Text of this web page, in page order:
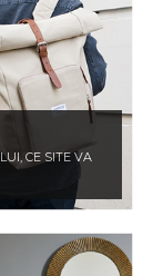
CE SITE VA